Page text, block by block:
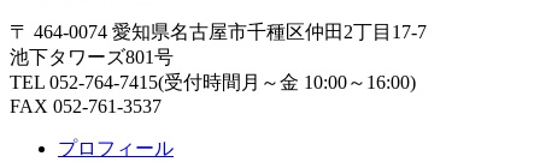
〒 464-0074 愛知県名古屋市千種区仲田2丁目17-7
池下タワーズ801号
TEL 052-764-7415(受付時間月～金 10:00～16:00)
FAX 052-761-3537
プロフィール